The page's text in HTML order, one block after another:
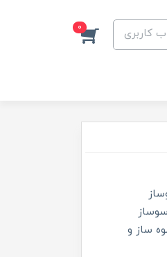
کاربری 0
ساز و